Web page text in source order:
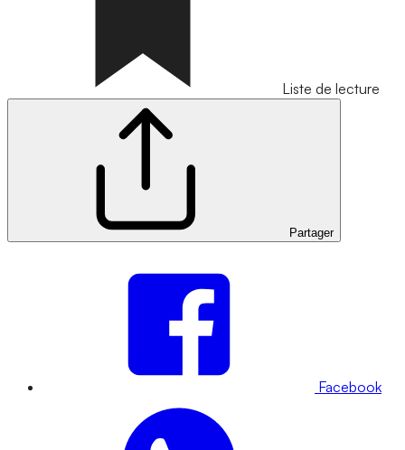
Liste de lecture
Partager
Facebook